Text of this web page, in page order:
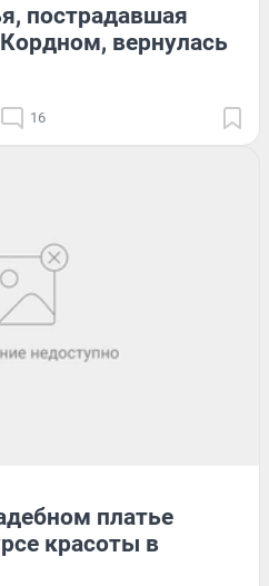
пострадавшая
вернулась
16
платье
красоты в